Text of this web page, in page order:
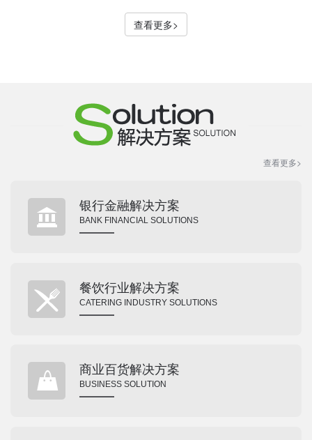
查看更多>
查看更多>
银行金融解决方案
BANK FINANCIAL SOLUTIONS
餐饮行业解决方案
CATERING INDUSTRY SOLUTIONS
商业百货解决方案
BUSINESS SOLUTION